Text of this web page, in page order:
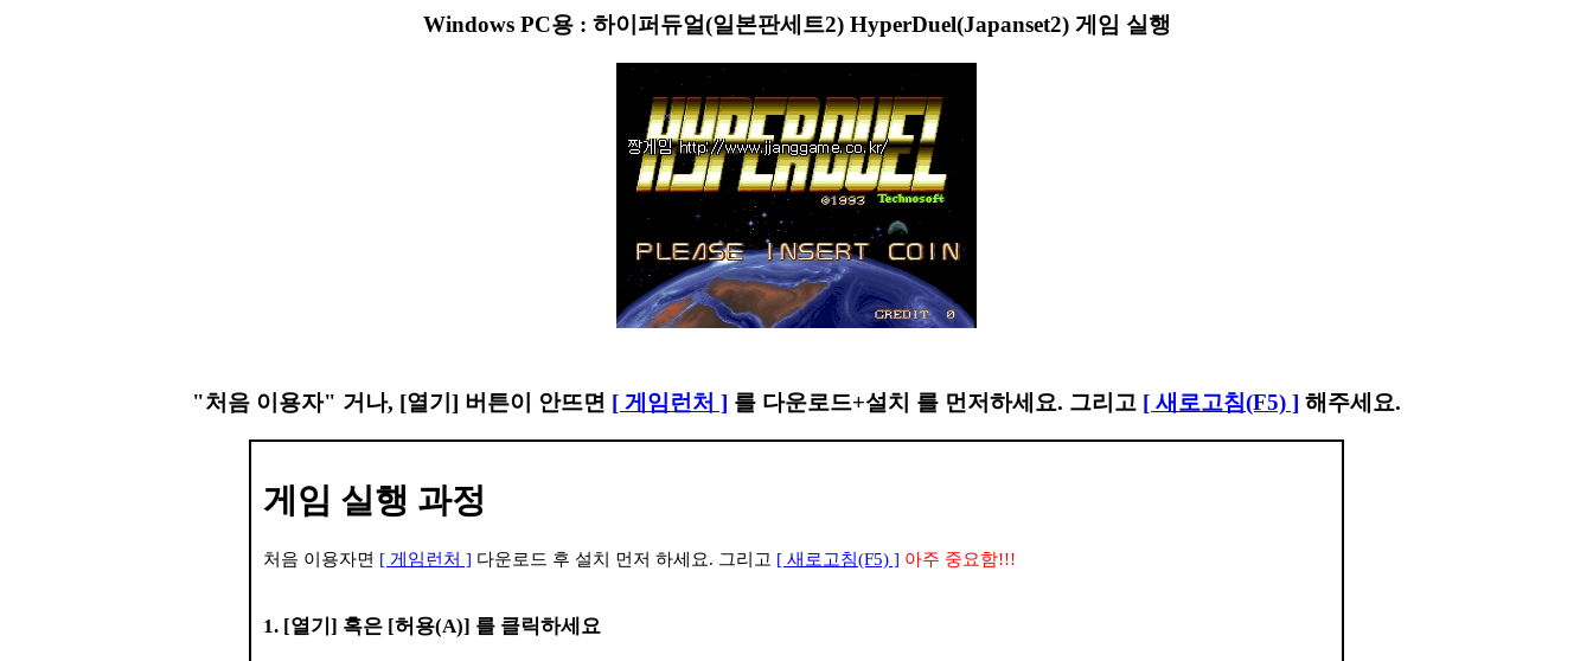
Windows PC용 : 하이퍼듀얼(일본판세트2) HyperDuel(Japanset2) 게임 실행
"처음 이용자" 거나, [열기] 버튼이 안뜨면 [ 게임런처 ] 를 다운로드+설치 를 먼저하세요. 그리고 [ 새로고침(F5) ] 해주세요.
게임 실행 과정
처음 이용자면 [ 게임런처 ] 다운로드 후 설치 먼저 하세요. 그리고 [ 새로고침(F5) ] 아주 중요함!!!
1. [열기] 혹은 [허용(A)] 를 클릭하세요